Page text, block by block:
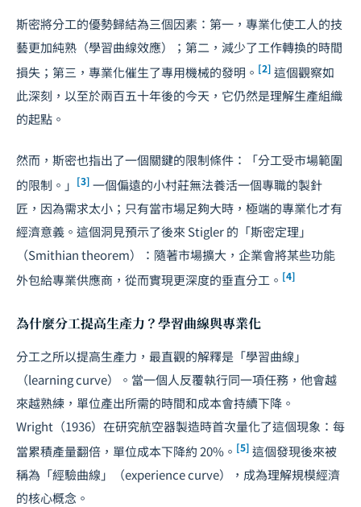
斯密將分工的優勢歸結為三個因素：第一，專業化使工人的技
藝更加純熟（學習曲線效應）；第二，減少了工作轉換的時間
損失；第三，專業化催生了專用機械的發明。 [2] 這個觀察如
此深刻，以至於兩百五十年後的今天，它仍然是理解生產組織
的起點。
然而，斯密也指出了一個關鍵的限制條件：「分工受市場範圍
的限制。」 [3] 一個偏遠的小村莊無法養活一個專職的製針
匠，因為需求太小；只有當市場足夠大時，極端的專業化才有
經濟意義。這個洞見預示了後來 Stigler 的「斯密定理」
（Smithian theorem）：隨著市場擴大，企業會將某些功能
外包給專業供應商，從而實現更深度的垂直分工。 [4]
為什麼分工提高生產力？學習曲線與專業化
分工之所以提高生產力，最直觀的解釋是「學習曲線」
（learning curve）。當一個人反覆執行同一項任務，他會越
來越熟練，單位產出所需的時間和成本會持續下降。
Wright（1936）在研究航空器製造時首次量化了這個現象：每
當累積產量翻倍，單位成本下降約 20%。 [5] 這個發現後來被
稱為「經驗曲線」（experience curve），成為理解規模經濟
的核心概念。